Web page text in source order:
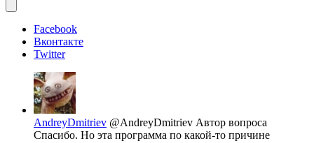
Facebook
Вконтакте
Twitter
AndreyDmitriev @AndreyDmitriev Автор вопроса
Спасибо. Но эта программа по какой-то причине